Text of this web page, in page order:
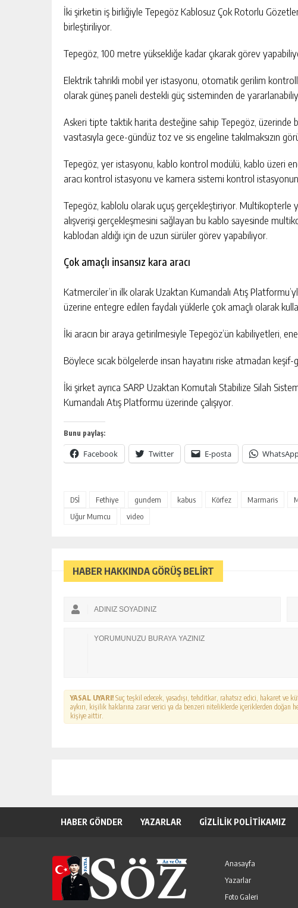
İki şirketin iş birliğiyle Tepegöz Kablosuz Çok Rotorlu
birleştiriliyor.
Tepegöz, 100 metre yüksekliğe kadar çıkarak görev
Elektrik tahrikli mobil yer istasyonu, otomatik gerilim
olarak güneş paneli destekli güç sisteminden de
Askeri tipte taktik harita desteğine sahip Tepegöz, üzerinde
vasıtasıyla gece-gündüz toz ve sis engeline takılmaksızın
Tepegöz, yer istasyonu, kablo kontrol modülü, kablo üzeri
aracı kontrol istasyonu ve kamera sistemi kontrol
Tepegöz, kablolu olarak uçuş gerçekleştiriyor. Multikopterle
alışverişi gerçekleşmesini sağlayan bu kablo sayesinde
kablodan aldığı için de uzun sürüler görev yapabiliyor.
Çok amaçlı insansız kara aracı
Katmerciler’in ilk olarak Uzaktan Kumandalı Atış
üzerine entegre edilen faydalı yüklerle çok amaçlı olarak
İki aracın bir araya getirilmesiyle Tepegöz’ün kabiliyetleri,
Böylece sıcak bölgelerde insan hayatını riske atmadan keşif-
İki şirket ayrıca SARP Uzaktan Komutalı Stabilize Silah
Kumandalı Atış Platformu üzerinde çalışıyor.
Bunu paylaş:
Facebook Twitter E-posta
DSİ Fethiye gundem kabus Körfez Marmaris
Uğur Mumcu
video
HABER HAKKINDA GÖRÜŞ BELİRT
YASAL UYARI! Suç teşkil edecek, yasadışı, tehditkar, rahatsız edici, hakaret ve
aykırı, kişilik haklarına zarar verici ya da benzeri niteliklerde içeriklerden
kişiye aittir.
Yusuf Yakan
HABER GÖNDER YAZARLAR GİZLİLİK POLİTİKAMIZ
Anasayfa
Yazarlar
Foto Galeri